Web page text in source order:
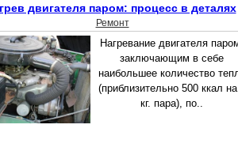
двигателя паром: процесс в деталях
Ремонт
Нагревание двигателя
заключающим в себе
наибольшее количество
(приблизительно 500 ккал
кг. пара), по..